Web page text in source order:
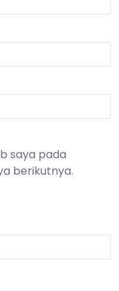
saya pada
berikutnya.